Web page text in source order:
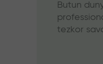
Butun
tezkor